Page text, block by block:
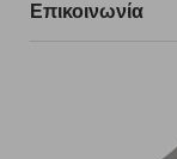
Επικοινωνία